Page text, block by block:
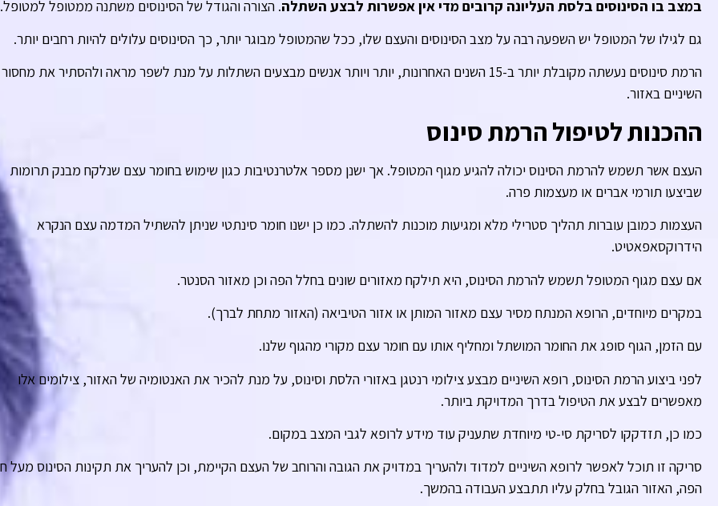
במצב בו הסינוסים בלסת העליונה קרובים מדי אין אפשרות לבצע השתלה. הצורה והגודל של הסינוסים משתנה ממטופל למטופל.
גם לגילו של המטופל יש השפעה רבה על מצב הסינוסים והעצם שלו, ככל שהמטופל מבוגר יותר, כך הסינוסים עלולים להיות רחבים יותר.
הרמת סינוסים נעשתה מקובלת יותר ב-15 השנים האחרונות, יותר ויותר אנשים מבצעים השתלות על מנת לשפר מראה ולהסתיר את מחסור
השיניים באזור.
ההכנות לטיפול הרמת סינוס
העצם אשר תשמש להרמת הסינוס יכולה להגיע מגוף המטופל. אך ישנן מספר אלטרנטיבות כגון שימוש בחומר עצם שנלקח מבנק תרומות
שביצעו תורמי אברים או מעצמות פרה.
העצמות כמובן עוברות תהליך סטרילי מלא ומגיעות מוכנות להשתלה. כמו כן ישנו חומר סינתטי שניתן להשתיל המדמה עצם הנקרא
הידרוקסאפאטיט.
אם עצם מגוף המטופל תשמש להרמת הסינוס, היא תילקח מאזורים שונים בחלל הפה וכן מאזור הסנטר.
במקרים מיוחדים, הרופא המנתח מסיר עצם מאזור המותן או אזור הטיביאה (האזור מתחת לברך).
עם הזמן, הגוף סופג את החומר המושתל ומחליף אותו עם חומר עצם מקורי מהגוף שלנו.
לפני ביצוע הרמת הסינוס, רופא השיניים מבצע צילומי רנטגן באזורי הלסת וסינוס, על מנת להכיר את האנטומיה של האזור, צילומים אלו
מאפשרים לבצע את הטיפול בדרך המדויקת ביותר.
כמו כן, תזדקקו לסריקת סי-טי מיוחדת שתעניק עוד מידע לרופא לגבי המצב במקום.
סריקה זו תוכל לאפשר לרופא השיניים למדוד ולהעריך במדויק את הגובה והרוחב של העצם הקיימת, וכן להעריך את תקינות הסינוס מעל
הפה, האזור הגובל בחלק עליו תתבצע העבודה בהמשך.